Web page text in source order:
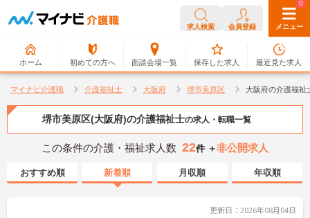
求人検索 会員登録 メニュー
ホーム 初めての方へ 面談会場一覧
0
保存した求人
0
最近見た求人
マイナビ介護職 介護福祉士 大阪府 堺市美原区 大阪府の介護福祉
堺市美原区(大阪府)の介護福祉士の求人・転職一覧
この条件の介護・福祉求人数 22件 ＋非公開求人
おすすめ順 新着順 月収順 年収順
更新日：2026年08月04日